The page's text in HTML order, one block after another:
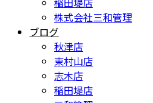
株式会社三和管理
ブログ
秋津店
東村山店
志木店
稲田堤店